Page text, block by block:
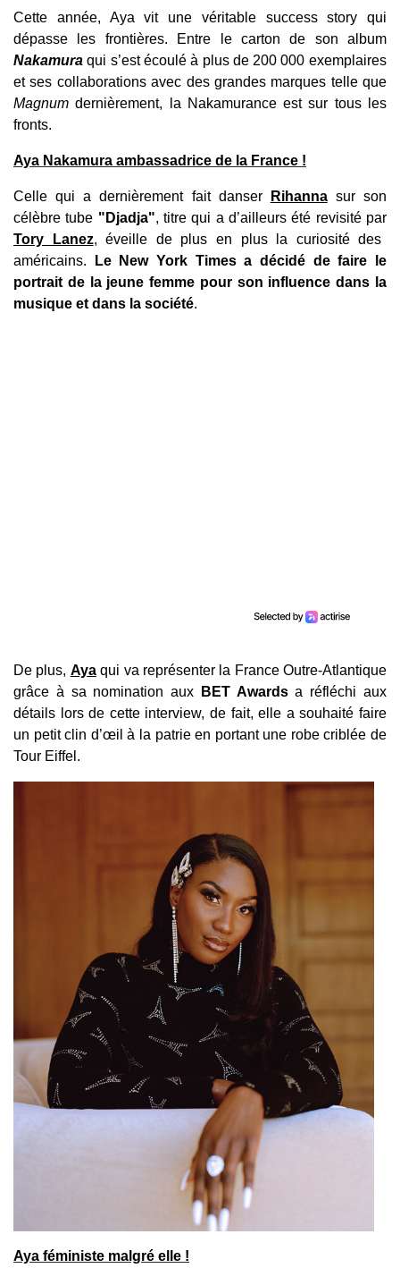
Cette année, Aya vit une véritable success story qui
dépasse les frontières. Entre le carton de son album
Nakamura qui s’est écoulé à plus de 200 000 exemplaires
et ses collaborations avec des grandes marques telle que
Magnum dernièrement, la Nakamurance est sur tous les
fronts.
Aya Nakamura ambassadrice de la France !
Celle qui a dernièrement fait danser Rihannasur son
célèbre tube "Djadja", titre qui a d’ailleurs été revisité par
Tory Lanez, éveille de plus en plus la curiosité des
américains.
Le New York Times a décidé de faire le
portrait de la jeune femme pour son influence dans la
musique et dans la société.
De plus, Ayaqui va représenter la France Outre-Atlantique
grâce à sa nomination aux
BET Awardsa réfléchi aux
détails lors de cette interview, de fait, elle a souhaité faire
un petit clin d’œil à la patrie en portant une robe criblée de
Tour Eiffel.
Aya féministe malgré elle !